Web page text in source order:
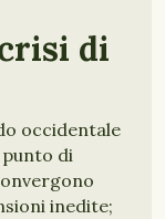
di
occidentale
di
inedite;